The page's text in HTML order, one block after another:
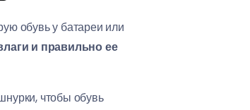
обувь у батареи или
и правильно ее
чтобы обувь